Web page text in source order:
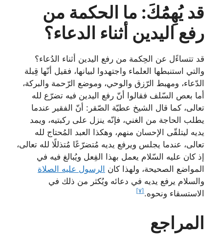
قد يُهِمَُكَ: ما الحكمة من
رفع اليدين أثناء الدعاء؟
قد تتساءًل عن الحِكمة من رفع اليدين أثناء الدُعاء؟
والتي استنبطها العلماء واجتهدوا لبيانها، فقيل أنّها قِبلة
الدّعاء، ومهبط الرّزق والوحي، وموضع الرّحمة والبركة،
أما بعص السّلف فقالوا أنّ رفع اليدين فيه تضرّع لله
تعالى، كما قال الشيخ عطيّة الصّقر: أنّ الفقير عندما
يطلب الحاجة من الغني، فإنّه ينزل على ركبتيه، ويمد
يديه ليتلقّى الإحسان منهم، وهكذا العبد المُحتاج لله
تعالى، عندما يجلس ويرفع يديه مُتضرّعًا مُتذللًا لله تعالى،
إذ كان عليه السّلام يعمل بهذا الفِعل ويُبالغ فيه في
المواضع الصحيحة، ولهذا كان الرسول عليه الصلاة
والسلام يرفع يديه في دعائه ويُكثر من ذلك في
الاستسقاء ونحوه. [٧]
المراجع